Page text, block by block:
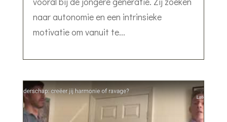
naar autonomie en een intrinsieke
motivatie om vanuit te...